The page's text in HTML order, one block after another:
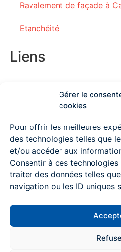
Gérer le
cookies
Pour offrir les meilleures
des technologies telles que
et/ou accéder aux
Consentir à ces
traiter des données telles
navigation ou les ID uniques
Ravalement de façade à
Etanchéité
Liens
Couvreur Deauville
Couvreur Ouistreham
Couvreur à Pont l’Evêque
Couvreur Mondeville
Contactez-nous